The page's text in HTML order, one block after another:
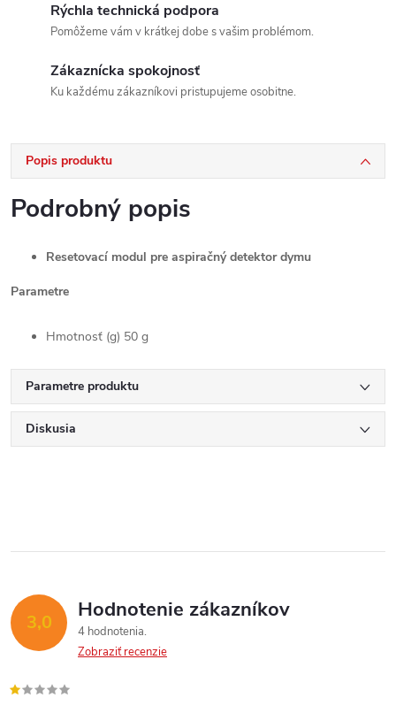
Rýchla technická podpora
Pomôžeme vám v krátkej dobe s vašim problémom.
Zákaznícka spokojnosť
Ku každému zákazníkovi pristupujeme osobitne.
Popis produktu
Podrobný popis
Resetovací modul pre aspiračný detektor dymu
Parametre
Hmotnosť (g) 50 g
Parametre produktu
Diskusia
3,0 Hodnotenie zákazníkov
4 hodnotenia
Zobraziť recenzie